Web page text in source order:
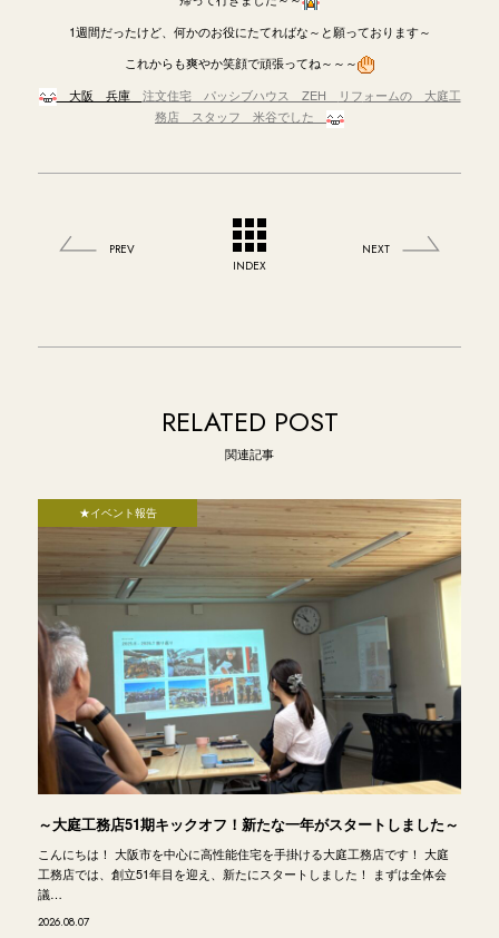
1週間だったけど、何かのお役にたてればな～と願っております～
これからも爽やか笑顔で頑張ってね～～～
大阪 兵庫 注文住宅 パッシブハウス ZEH リフォームの 大庭工
務店 スタッフ 米谷でした
PREV
INDEX
NEXT
RELATED POST
関連記事
★イベント報告
～大庭工務店51期キックオフ！新たな一年がスタートしました～
こんにちは！ 大阪市を中心に高性能住宅を手掛ける大庭工務店です！ 大庭
工務店では、創立51年目を迎え、新たにスタートしました！ まずは全体会
議…
2026.08.07